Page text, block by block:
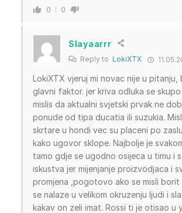
0 0
Slayaarrr
Reply to LokiXTX
LokiXTX vjeruj mi novac nije u pitanju,
glavni faktor. jer kriva odluka se
mislis da aktualni svjetski prvak ne
ponude od tipa ducatia ili suzukia.
skrtare u hondi vec su placeni po
kako ugovor sklope. Najbolje je
tamo gdje se ugodno osijeca u timu i s
iskustva jer mijenjanje proizvodjaca i
promjena ,pogotovo ako se misli borit
se nalaze u velikom okruzenju ljudi i
kakav on zeli imat. Rossi ti je otisao u